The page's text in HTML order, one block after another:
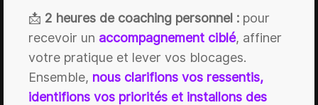
📩 2 heures de coaching personnel : pour
recevoir un accompagnement ciblé, affiner
votre pratique et lever vos blocages.
Ensemble, nous clarifions vos ressentis,
identifions vos priorités et installons des